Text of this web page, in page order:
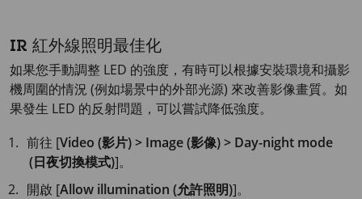
IR 紅外線照明最佳化
如果您手動調整 LED 的強度，有時可以根據安裝環境和攝影
機周圍的情況 (例如場景中的外部光源) 來改善影像畫質。如
果發生 LED 的反射問題，可以嘗試降低強度。
前往 [Video (影片) > Image (影像) > Day-night mode
(日夜切換模式)]。
開啟 [Allow illumination (允許照明)]。